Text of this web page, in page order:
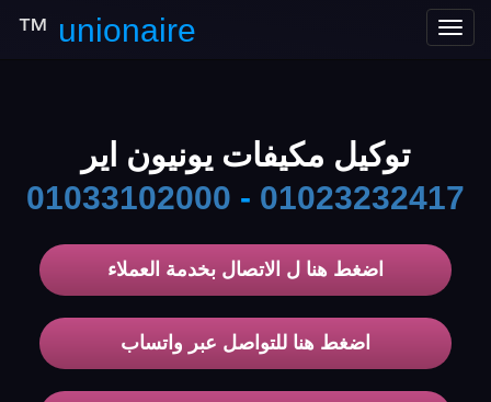
Toggle
unionaire
™
توكيل مكيفات يونيون اير
01023232417
-
01033102000
اضغط هنا ل الاتصال بخدمة العملاء
اضغط هنا للتواصل عبر واتساب